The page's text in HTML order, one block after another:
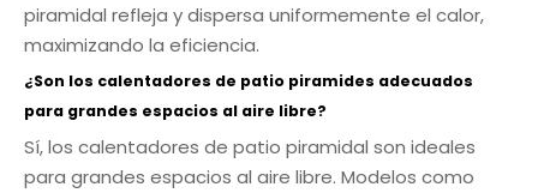
piramidal refleja y dispersa uniformemente el calor,
maximizando la eficiencia.
¿Son los calentadores de patio piramides adecuados
para grandes espacios al aire libre?
Sí, los calentadores de patio piramidal son ideales
para grandes espacios al aire libre. Modelos como